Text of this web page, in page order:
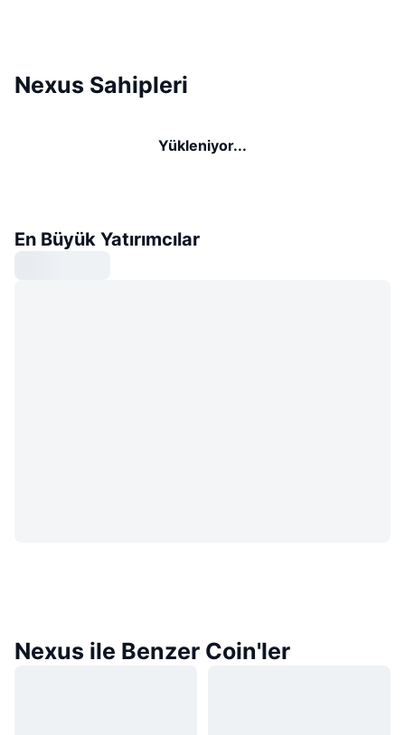
Nexus Sahipleri
Yükleniyor...
En Büyük Yatırımcılar
Nexus ile Benzer Coin'ler